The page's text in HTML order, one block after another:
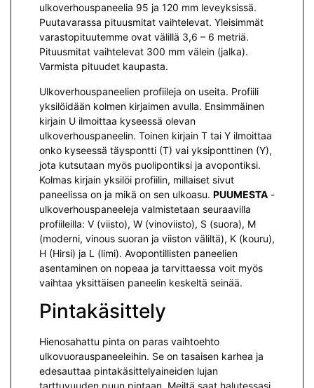
ulkoverhouspaneelia 95 ja 120 mm leveyksissä.
Puutavarassa pituusmitat vaihtelevat. Yleisimmät
varastopituutemme ovat välillä 3,6 – 6 metriä.
Pituusmitat vaihtelevat 300 mm välein (jalka).
Varmista pituudet kaupasta.
Ulkoverhouspaneelien profiileja on useita. Profiili
yksilöidään kolmen kirjaimen avulla. Ensimmäinen
kirjain U ilmoittaa kyseessä olevan
ulkoverhouspaneelin. Toinen kirjain T tai Y ilmoittaa
onko kyseessä täyspontti (T) vai yksiponttinen (Y),
jota kutsutaan myös puolipontiksi ja avopontiksi.
Kolmas kirjain yksilöi profiilin, millaiset sivut
paneelissa on ja mikä on sen ulkoasu. PUUMESTA -
ulkoverhouspaneeleja valmistetaan seuraavilla
profiileilla: V (viisto), W (vinoviisto), S (suora), M
(moderni, vinous suoran ja viiston väliltä), K (kouru),
H (Hirsi) ja L (limi). Avopontillisten paneelien
asentaminen on nopeaa ja tarvittaessa voit myös
vaihtaa yksittäisen paneelin keskeltä seinää.
Pintakäsittely
Hienosahattu pinta on paras vaihtoehto
ulkovuorauspaneeleihin. Se on tasaisen karhea ja
edesauttaa pintakäsittelyaineiden lujan